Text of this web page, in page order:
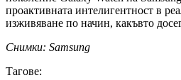
проактивната интелигентност в
изживяване по начин, какъвто
Снимки: Samsung
Тагове: